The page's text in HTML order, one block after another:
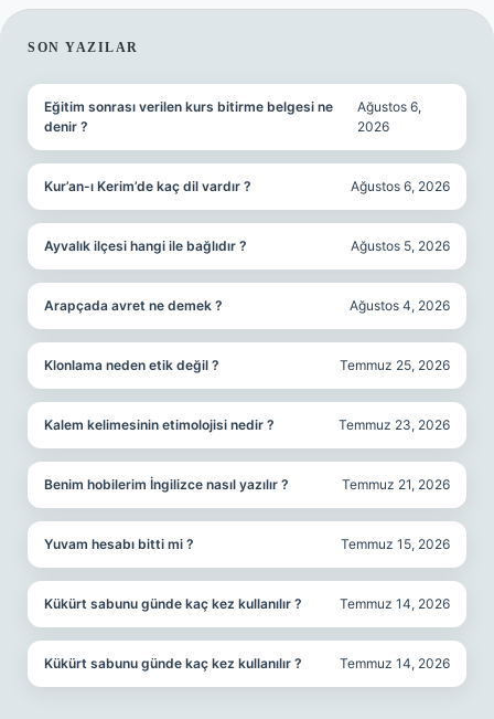
SIDEBAR
SON YAZILAR
Eğitim sonrası verilen kurs bitirme belgesi ne
denir ?
Ağustos 6,
2026
Kur’an-ı Kerim’de kaç dil vardır ? Ağustos 6, 2026
Ayvalık ilçesi hangi ile bağlıdır ? Ağustos 5, 2026
Arapçada avret ne demek ? Ağustos 4, 2026
Klonlama neden etik değil ? Temmuz 25, 2026
Kalem kelimesinin etimolojisi nedir ? Temmuz 23, 2026
Benim hobilerim İngilizce nasıl yazılır ? Temmuz 21, 2026
Yuvam hesabı bitti mi ? Temmuz 15, 2026
Kükürt sabunu günde kaç kez kullanılır ? Temmuz 14, 2026
Kükürt sabunu günde kaç kez kullanılır ? Temmuz 14, 2026